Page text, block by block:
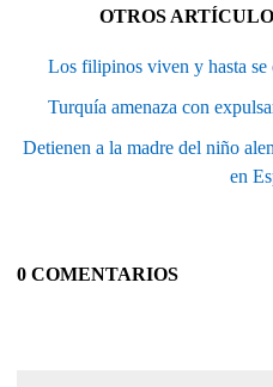
OTROS
Los filipinos viven y hasta se
Turquía amenaza con
Detienen a la madre del niño
en
0 COMENTARIOS